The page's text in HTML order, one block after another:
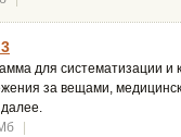
для систематизации
за вещами,